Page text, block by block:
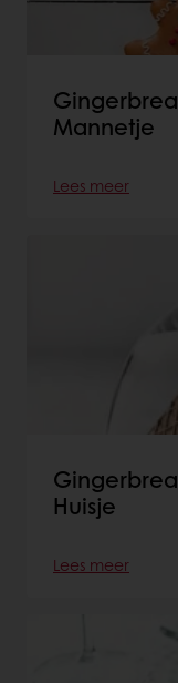
Mannetje
Lees meer
Huisje
Lees meer